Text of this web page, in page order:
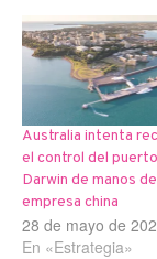
Australia intenta
el control del
Darwin de manos
empresa china
28 de mayo de
En «Estrategia»